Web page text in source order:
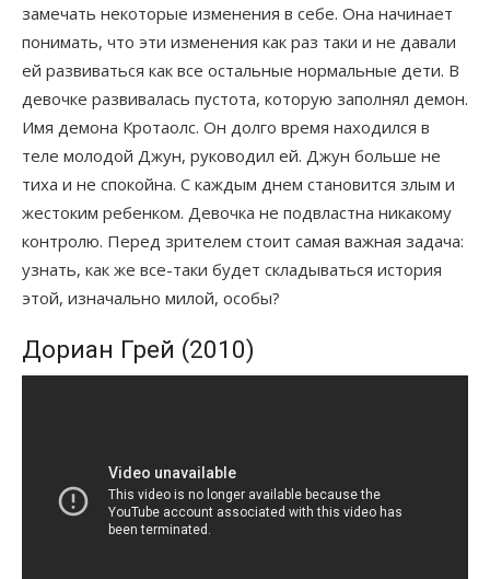
замечать некоторые изменения в себе. Она начинает
понимать, что эти изменения как раз таки и не давали
ей развиваться как все остальные нормальные дети. В
девочке развивалась пустота, которую заполнял демон.
Имя демона Кротаолс. Он долго время находился в
теле молодой Джун, руководил ей. Джун больше не
тиха и не спокойна. С каждым днем становится злым и
жестоким ребенком. Девочка не подвластна никакому
контролю. Перед зрителем стоит самая важная задача:
узнать, как же все-таки будет складываться история
этой, изначально милой, особы?
Дориан Грей (2010)